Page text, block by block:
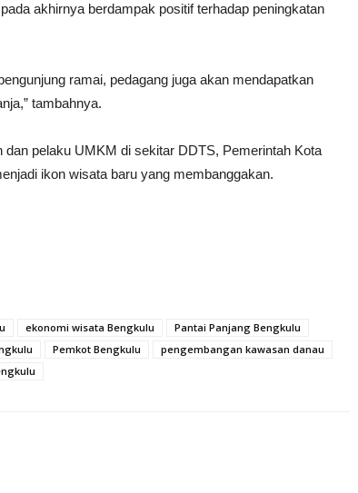
akhirnya berdampak positif terhadap peningkatan
ramai, pedagang juga akan mendapatkan
tambahnya.
pelaku UMKM di sekitar DDTS, Pemerintah Kota
ikon wisata baru yang membanggakan.
ekonomi wisata Bengkulu
Pantai Panjang Bengkulu
Pemkot Bengkulu
pengembangan kawasan danau